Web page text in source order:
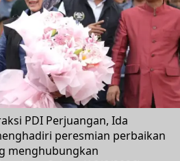
PDI Perjuangan, Ida
peresmian perbaikan
menghubungkan